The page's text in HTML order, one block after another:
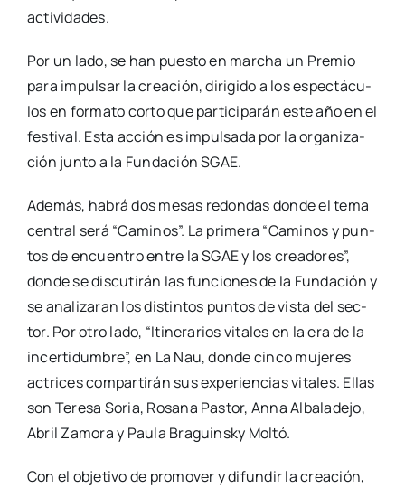
acti­vi­da­des.
Por un lado, se han pues­to en mar­cha un Pre­mio
para impul­sar la crea­ción, diri­gi­do a los espec­tácu­
los en for­ma­to cor­to que par­ti­ci­pa­rán este año en el
fes­ti­val. Esta acción es impul­sa­da por la orga­ni­za­
ción jun­to a la Fun­da­ción SGAE.
Ade­más, habrá dos mesas redon­das don­de el tema
cen­tral será “Cami­nos”. La pri­me­ra “Cami­nos y pun­
tos de encuen­tro entre la SGAE y los crea­do­res”,
don­de se dis­cu­ti­rán las fun­cio­nes de la Fun­da­ción y
se ana­li­za­ran los dis­tin­tos pun­tos de vis­ta del sec­
tor. Por otro lado, “Iti­ne­ra­rios vita­les en la era de la
incer­ti­dum­bre”, en La Nau, don­de cin­co muje­res
actri­ces com­par­ti­rán sus expe­rien­cias vita­les. Ellas
son Tere­sa Soria, Rosa­na Pas­tor, Anna Alba­la­de­jo,
Abril Zamo­ra y Pau­la Bra­guinsky Mol­tó.
Con el obje­ti­vo de pro­mo­ver y difun­dir la crea­ción,